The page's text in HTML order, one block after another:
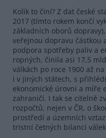
Kolik to činí? Z dat české
2017 (tímto rokem končí
základních oborů
veřejnou dopravu částkou
podpora spotřeby paliv a
ropných, činila asi 17,5
válkách po roce 1900 až
i v jiných státech, s
ekonomické úrovni a míře
zahraničí. I tak se citelně
rozpočtů, nejen v ČR, o
prostředí a územních
tristní četných bilanci